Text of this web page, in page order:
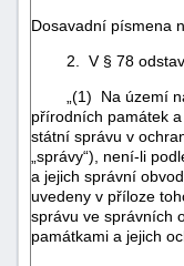
Dosavadní písmena
2. V § 78
„(1) Na území
přírodních památek
státní správu v
„správy“), není-li
a jejich správní
uvedeny v příloze
správu ve správních
památkami a jejich